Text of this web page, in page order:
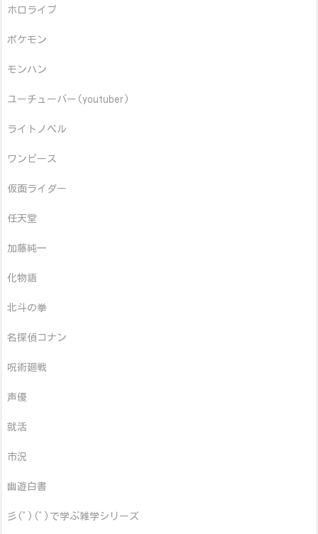
ホロライブ
ポケモン
モンハン
ユーチューバー(youtuber)
ライトノベル
ワンピース
仮面ライダー
任天堂
加藤純一
化物語
北斗の拳
名探偵コナン
呪術廻戦
声優
就活
市況
幽遊白書
彡(ﾟ)(ﾟ)で学ぶ雑学シリーズ